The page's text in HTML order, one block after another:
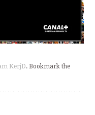
KerjD. Bookmark the